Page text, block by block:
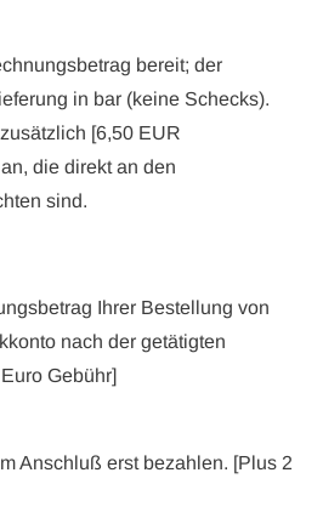
bereit; der
in bar (keine Schecks).
[6,50 EUR
die direkt an den
sind.
Ihrer Bestellung von
nach der getätigten
Gebühr]
Anschluß erst bezahlen. [Plus 2